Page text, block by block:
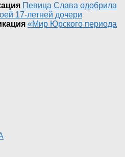
Певица Слава одобрила
17-летней дочери
«Мир Юрского периода